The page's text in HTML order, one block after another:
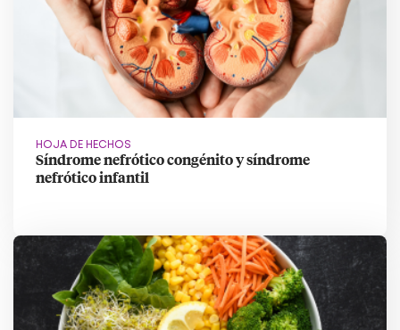
HOJA DE HECHOS
Síndrome nefrótico congénito y síndrome
nefrótico infantil